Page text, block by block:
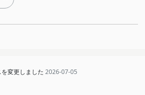
変更しました 2026-07-05